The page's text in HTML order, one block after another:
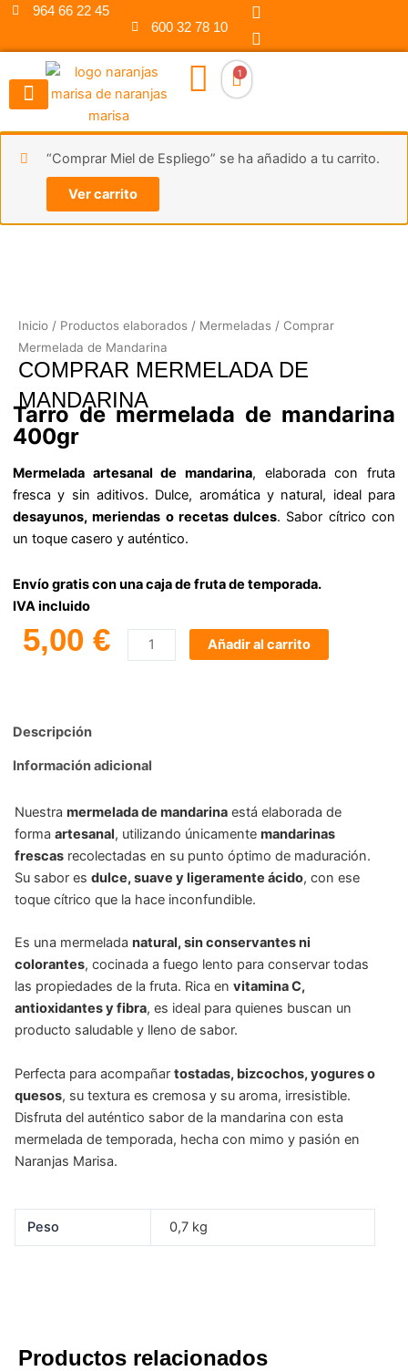
contenido
964 66 22 45
600 32 78 10
F
c
I
s
1
“Comprar Miel de Espliego” se ha añadido a tu carrito.
Ver carrito
Inicio / Productos elaborados / Mermeladas / Comprar
Mermelada de Mandarina
COMPRAR MERMELADA DE
MANDARINA
Tarro de mermelada de mandarina
400gr
Mermelada artesanal de mandarina, elaborada con fruta
fresca y sin aditivos. Dulce, aromática y natural, ideal para
desayunos, meriendas o recetas dulces. Sabor cítrico con
un toque casero y auténtico.
Envío gratis con una caja de fruta de temporada.
IVA incluido
5,00 €
cantidad
Añadir al carrito
Descripción
Información adicional
Nuestra mermelada de mandarina está elaborada de
forma artesanal, utilizando únicamente mandarinas
frescas recolectadas en su punto óptimo de maduración.
Su sabor es dulce, suave y ligeramente ácido, con ese
toque cítrico que la hace inconfundible.
Es una mermelada natural, sin conservantes ni
colorantes, cocinada a fuego lento para conservar todas
las propiedades de la fruta. Rica en vitamina C,
antioxidantes y fibra, es ideal para quienes buscan un
producto saludable y lleno de sabor.
Perfecta para acompañar tostadas, bizcochos, yogures o
quesos, su textura es cremosa y su aroma, irresistible.
Disfruta del auténtico sabor de la mandarina con esta
mermelada de temporada, hecha con mimo y pasión en
Naranjas Marisa.
Peso 0,7 kg
Productos relacionados